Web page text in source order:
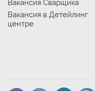
Вакансия Сварщика
Вакансия в Детейлинг
центре